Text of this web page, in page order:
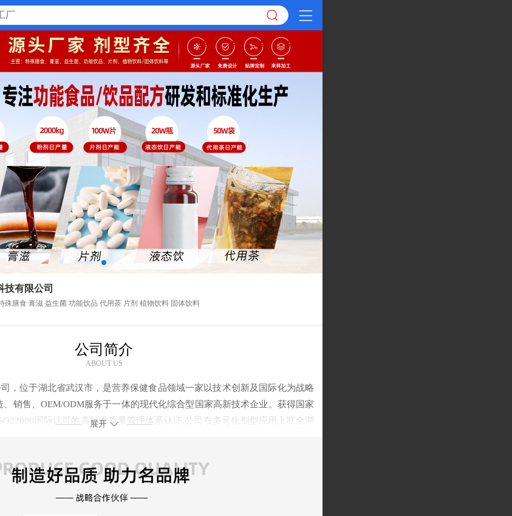
技有限公司
殊膳食 膏滋 益生菌 功能饮品 代用茶 片剂 植物饮料 固体饮料
公司简介
ABOUT US
，位于湖北省武汉市，是营养保健食品领域一家以技术创新及国际化为战略
销售、OEM/ODM服务于一体的现代化综合型国家高新技术企业。获得国家
国际认可的高标准质量管理体系认证.公司在多元化剂型应用上联合湖
全家营养等功能的全域营养健康食品解决方案，作为在营养健康领域深耕多年
建立起庞大的上游供应合作体系和下游战略合作，助力客户实现从概念到市场
展开